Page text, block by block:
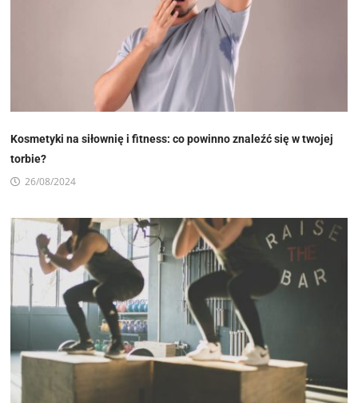
Kosmetyki na siłownię i fitness: co powinno znaleźć się w twojej
torbie?
26/08/2024